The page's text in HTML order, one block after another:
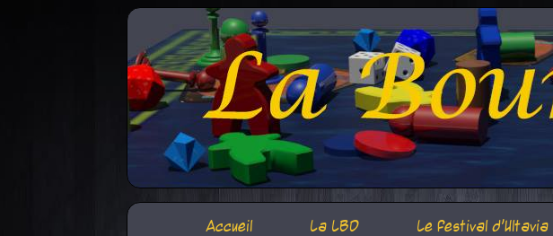
Accueil La LBD Le festival d'Ultavia